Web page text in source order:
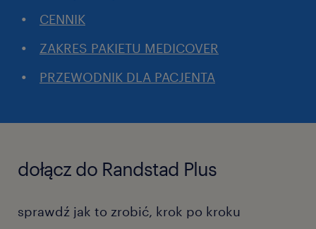
CENNIK
ZAKRES PAKIETU MEDICOVER
PRZEWODNIK DLA PACJENTA
dołącz do Randstad Plus
sprawdź jak to zrobić, krok po kroku